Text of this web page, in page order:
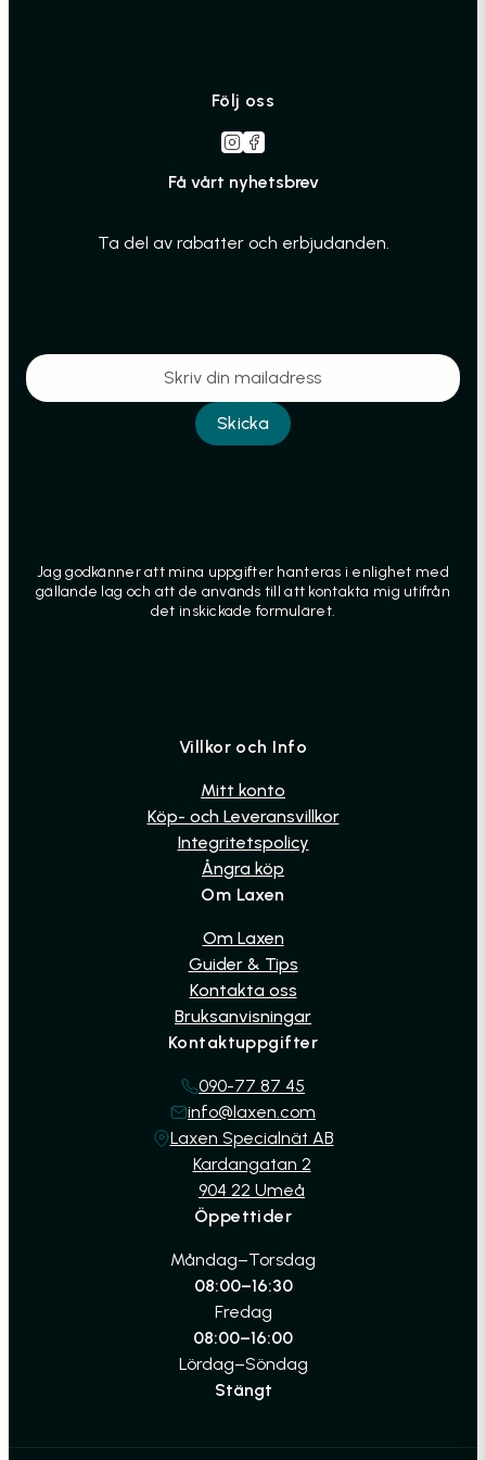
Följ oss
Villkor och Info
Mitt konto
Köp- och Leveransvillkor
Integritetspolicy
Ångra köp
Om Laxen
Om Laxen
Guider & Tips
Kontakta oss
Bruksanvisningar
Kontaktuppgifter
090-77 87 45
info@laxen.com
Laxen Specialnät AB
Kardangatan 2
904 22 Umeå
Öppettider
Måndag–Torsdag
08:00–16:30
Fredag
08:00–16:00
Lördag–Söndag
Stängt
Få vårt nyhetsbrev
Ta del av rabatter och erbjudanden.
Jag godkänner att mina uppgifter hanteras i enlighet med
gällande lag och att de används till att kontakta mig utifrån
det inskickade formuläret.